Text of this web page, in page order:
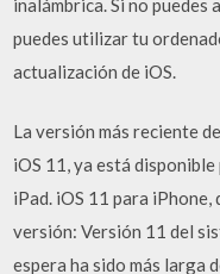
puedes utilizar tu
actualización de iOS.
La versión más reciente
iOS 11, ya está
iPad. iOS 11 para
versión: Versión 11 del
espera ha sido más larga